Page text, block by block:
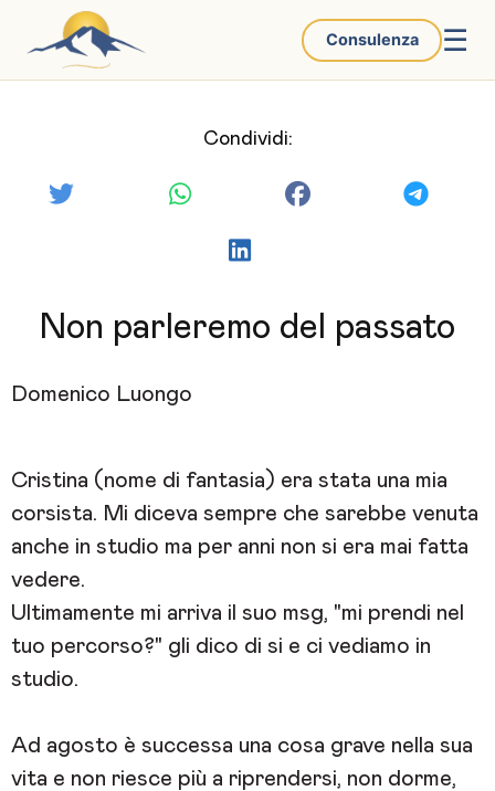
Consulenza ☰
Condividi:
Non parleremo del passato
Domenico Luongo
Cristina (nome di fantasia) era stata una mia
corsista. Mi diceva sempre che sarebbe venuta
anche in studio ma per anni non si era mai fatta
vedere.
Ultimamente mi arriva il suo msg, "mi prendi nel
tuo percorso?" gli dico di si e ci vediamo in
studio.
Ad agosto è successa una cosa grave nella sua
vita e non riesce più a riprendersi, non dorme,